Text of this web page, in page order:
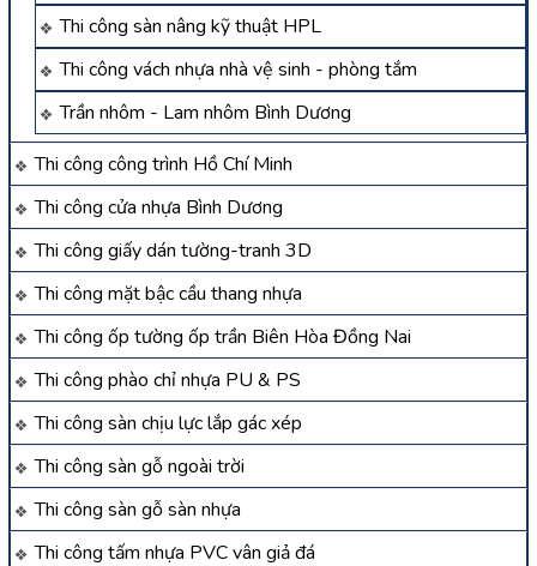
Thi công sàn nâng kỹ thuật HPL
Thi công vách nhựa nhà vệ sinh - phòng tắm
Trần nhôm - Lam nhôm Bình Dương
Thi công công trình Hồ Chí Minh
Thi công cửa nhựa Bình Dương
Thi công giấy dán tường-tranh 3D
Thi công mặt bậc cầu thang nhựa
Thi công ốp tường ốp trần Biên Hòa Đồng Nai
Thi công phào chỉ nhựa PU & PS
Thi công sàn chịu lực lắp gác xép
Thi công sàn gỗ ngoài trời
Thi công sàn gỗ sàn nhựa
Thi công tấm nhựa PVC vân giả đá